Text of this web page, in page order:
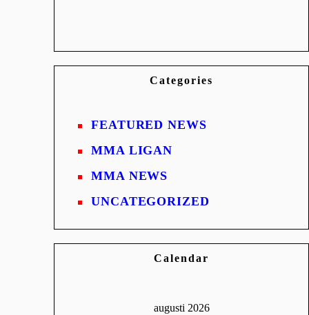
Categories
FEATURED NEWS
MMA LIGAN
MMA NEWS
UNCATEGORIZED
Calendar
augusti 2026